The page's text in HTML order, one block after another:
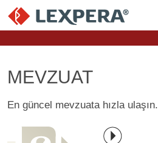
MEVZUAT
En güncel mevzuata hızla ulaşın.